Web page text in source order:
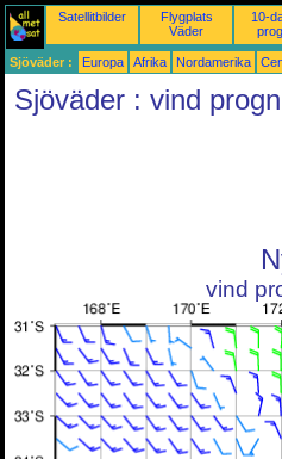
Satellitbilder
Flygplats
Väder
10-
Sjöväder : Europa Afrika Nordamerika
Sjöväder : vind
vind